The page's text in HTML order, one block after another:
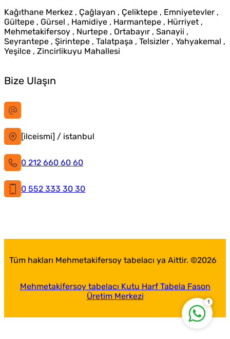
Kağıthane Merkez , Çağlayan , Çeliktepe , Emniyetevler ,
Gültepe , Gürsel , Hamidiye , Harmantepe , Hürriyet ,
Mehmetakifersoy , Nurtepe , Ortabayır , Sanayii ,
Seyrantepe , Şirintepe , Talatpaşa , Telsizler , Yahyakemal ,
Yeşilce , Zincirlikuyu Mahallesi
Bize Ulaşın
[ilceismi] / istanbul
0 212 660 60 60
0 552 333 30 30
Tüm hakları Mehmetakifersoy tabelacı ya Aittir. ©2026
Mehmetakifersoy tabelacı Kutu Harf Tabela Fason
Üretim Merkezi
1